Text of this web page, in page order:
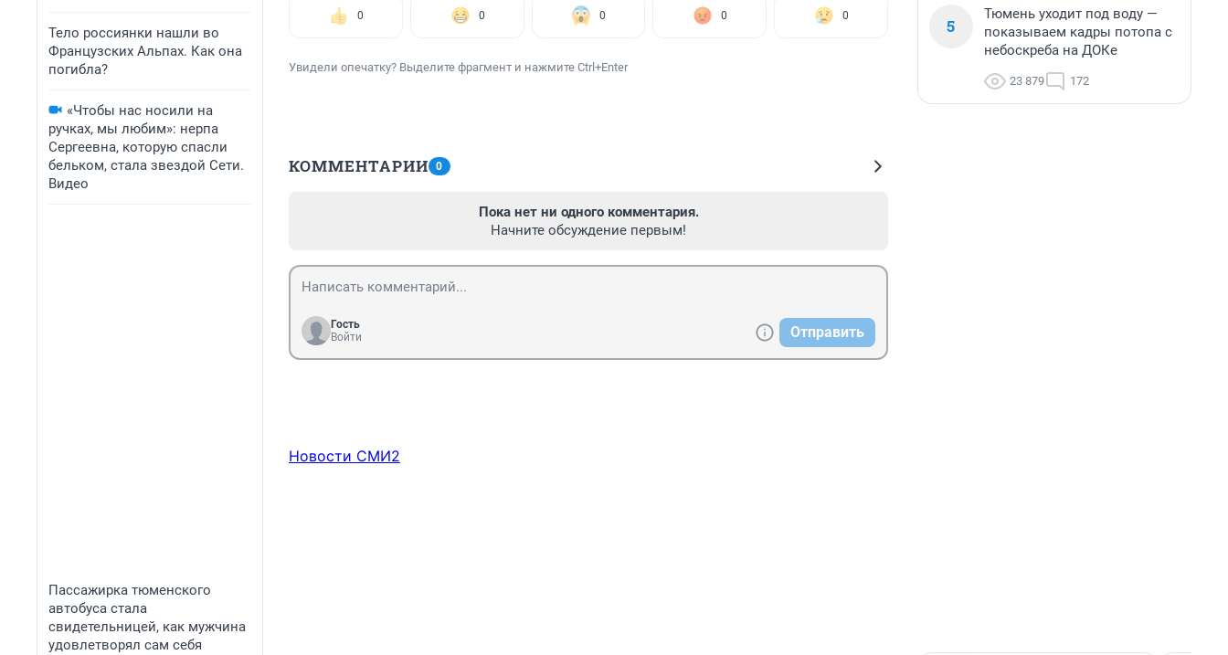
Тело россиянки нашли во
Французских Альпах. Как она
погибла?
«Чтобы нас носили на
ручках, мы любим»: нерпа
Сергеевна, которую спасли
бельком, стала звездой Сети.
Видео
Пассажирка тюменского
автобуса стала
свидетельницей, как мужчина
удовлетворял сам себя
0 0 0 0 0
Увидели опечатку? Выделите фрагмент и нажмите Ctrl+Enter
КОММЕНТАРИИ 0
Пока нет ни одного комментария.
Начните обсуждение первым!
Гость
Войти
Отправить
Новости СМИ2
5
Тюмень уходит под воду —
показываем кадры потопа с
небоскреба на ДОКе
23 879 172